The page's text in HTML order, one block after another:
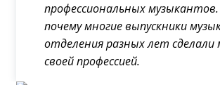
профессиональных
почему многие выпускники
отделения разных лет сделали
своей профессией.